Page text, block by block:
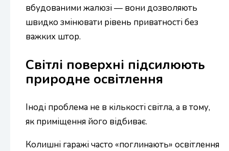
вбудованими жалюзі — вони дозволяють
швидко змінювати рівень приватності без
важких штор.
Світлі поверхні підсилюють
природне освітлення
Іноді проблема не в кількості світла, а в тому,
як приміщення його відбиває.
Колишні гаражі часто «поглинають» освітлення